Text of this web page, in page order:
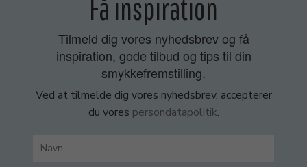
Få inspiration
Tilmeld dig vores nyhedsbrev og få
inspiration, gode tilbud og tips til din
smykkefremstilling.
Ved at tilmelde dig vores nyhedsbrev, accepterer
du vores persondatapolitik.